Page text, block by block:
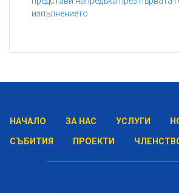
изпълнението
НАЧАЛО ЗА НАС УСЛУГИ
СЪБИТИЯ
ПРОЕКТИ